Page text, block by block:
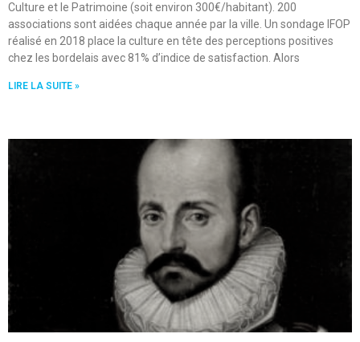
Culture et le Patrimoine (soit environ 300€/habitant). 200
associations sont aidées chaque année par la ville. Un sondage IFOP
réalisé en 2018 place la culture en tête des perceptions positives
chez les bordelais avec 81% d’indice de satisfaction. Alors
LIRE LA SUITE »